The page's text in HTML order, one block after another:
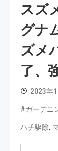
スズ
グナ
ズメ
了、
2023年
#ガーデニ
ハチ駆除,